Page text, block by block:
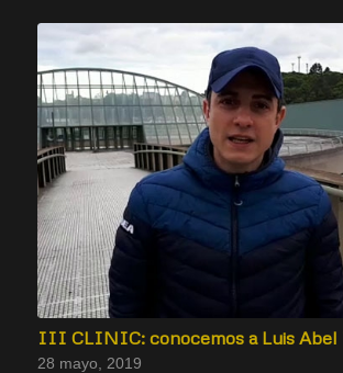
III CLINIC: conocemos a Luis Abel
28 mayo, 2019